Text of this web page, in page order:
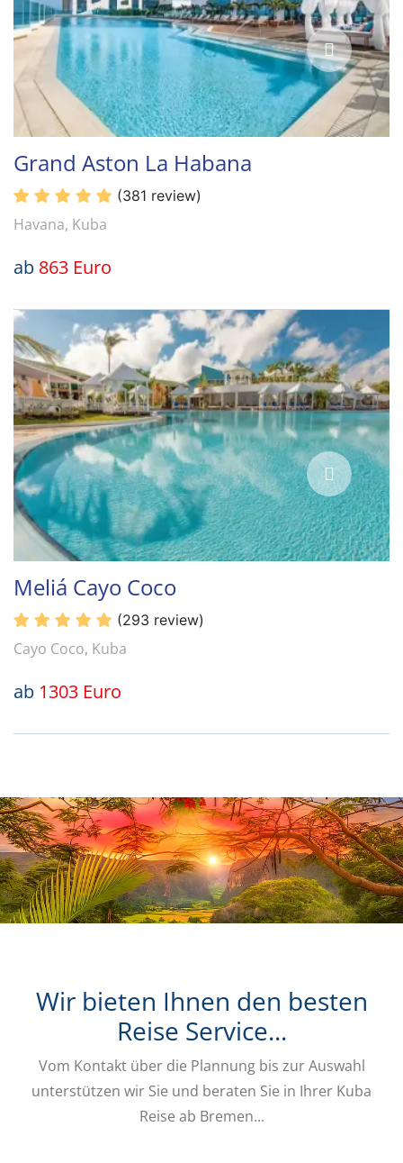
Grand Aston La Habana
(381 review)
Havana, Kuba
ab 863 Euro
Meliá Cayo Coco
(293 review)
Cayo Coco, Kuba
ab 1303 Euro
Wir bieten Ihnen den besten
Reise Service...
Vom Kontakt über die Plannung bis zur Auswahl
unterstützen wir Sie und beraten Sie in Ihrer Kuba
Reise ab Bremen...